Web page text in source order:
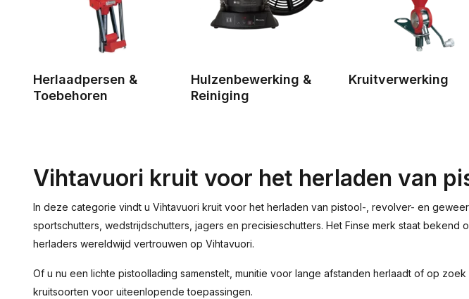
Herlaadpersen &
Toebehoren
Hulzenbewerking &
Reiniging
Kruitverwerking
Vihtavuori kruit voor het herladen van
In deze categorie vindt u Vihtavuori kruit voor het herladen van pistool-, revolver- en
sportschutters, wedstrijdschutters, jagers en precisieschutters. Het Finse merk staat
herladers wereldwijd vertrouwen op Vihtavuori.
Of u nu een lichte pistoollading samenstelt, munitie voor lange afstanden herlaadt of op
kruitsoorten voor uiteenlopende toepassingen.